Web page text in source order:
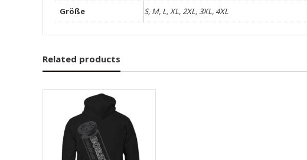
Größe S, M, L, XL, 2XL, 3XL, 4XL
Related products